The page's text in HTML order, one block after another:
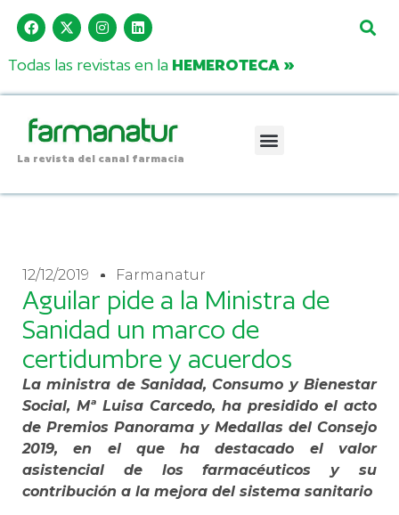
Todas las revistas en la HEMEROTECA »
La revista del canal farmacia
12/12/2019 Farmanatur
Aguilar pide a la Ministra de
Sanidad un marco de
certidumbre y acuerdos
La ministra de Sanidad, Consumo y Bienestar
Social, Mª Luisa Carcedo, ha presidido el acto
de Premios Panorama y Medallas del Consejo
2019, en el que ha destacado el valor
asistencial de los farmacéuticos y su
contribución a la mejora del sistema sanitario